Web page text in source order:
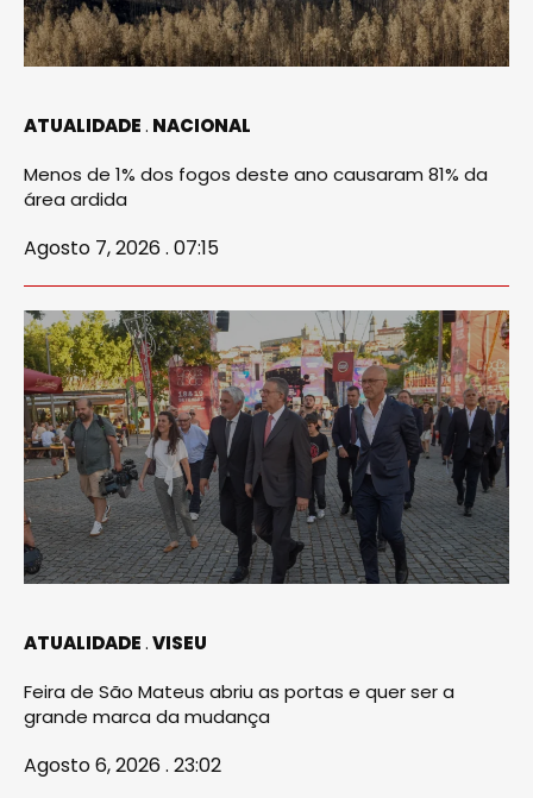
ATUALIDADE NACIONAL
Menos de 1% dos fogos deste ano causaram 81% da
área ardida
Agosto 7, 2026 . 07:15
ATUALIDADE VISEU
Feira de São Mateus abriu as portas e quer ser a
grande marca da mudança
Agosto 6, 2026 . 23:02